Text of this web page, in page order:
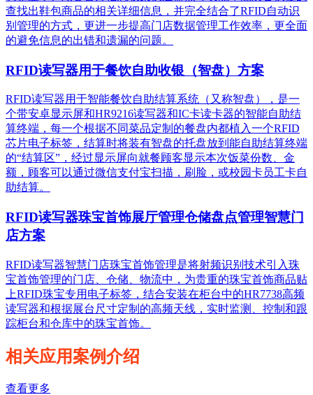
查找出鞋包商品的相关详细信息，并完全结合了RFID自动识
别管理的方式，更进一步提高门店数据管理工作效率，更全面
的避免信息的出错和遗漏的问题。
RFID读写器用于餐饮自助收银（智盘）方案
RFID读写器用于智能餐饮自助结算系统（又称智盘），是一
个带安卓显示屏和HR9216读写器和IC卡读卡器的智能自助结
算终端，每一个根据不同菜品定制的餐盘内都植入一个RFID
芯片电子标签，结算时将装有智盘的托盘放到能自助结算终端
的“结算区”，经过显示屏向就餐顾客显示本次饭菜份数、金
额，顾客可以通过微信支付宝扫描，刷脸，或校园卡员工卡自
助结算。
RFID读写器珠宝首饰展厅管理仓储盘点管理智慧门
店方案
RFID读写器智慧门店珠宝首饰管理是将射频识别技术引入珠
宝首饰管理的门店、仓储、物流中，为贵重的珠宝首饰商品贴
上RFID珠宝专用电子标签，结合安装在柜台中的HR7738高频
读写器和根据展台尺寸定制的高频天线，实时监测、控制和跟
踪柜台和仓库中的珠宝首饰。
相关应用案例介绍
查看更多